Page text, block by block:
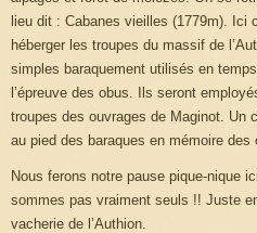
lieu dit : Cabanes vieilles (1779m). Ici
héberger les troupes du massif de
simples baraquement utilisés en
l’épreuve des obus. Ils seront
troupes des ouvrages de Maginot. Un
au pied des baraques en mémoire des
Nous ferons notre pause pique-nique
sommes pas vraiment seuls !! Juste
vacherie de l’Authion.